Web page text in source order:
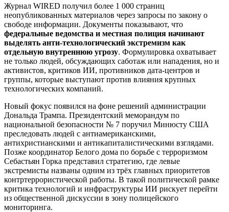
Журнал WIRED получил более 1 000 страниц
неопубликованных материалов через запросы по закону о
свободе информации. Документы показывают, что
федеральные ведомства и местная полиция начинают
выделять анти-технологический экстремизм как
отдельную внутреннюю угрозу. Формулировка охватывает
не только людей, обсуждающих саботаж или нападения, но и
активистов, критиков ИИ, противников дата-центров и
группы, которые выступают против влияния крупных
технологических компаний.
Новый фокус появился на фоне решений администрации
Дональда Трампа. Президентский меморандум по
национальной безопасности № 7 поручил Минюсту США
преследовать людей с антиамериканскими,
антихристианскими и антикапиталистическими взглядами.
Позже координатор Белого дома по борьбе с терроризмом
Себастьян Горка представил стратегию, где левые
экстремисты названы одним из трёх главных приоритетов
контртеррористической работы. В такой политической рамке
критика технологий и инфраструктуры ИИ рискует перейти
из общественной дискуссии в зону полицейского
мониторинга.